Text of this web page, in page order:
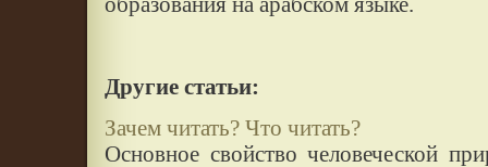
Другие статьи:
Зачем читать? Что читать?
Основное свойство человеческой